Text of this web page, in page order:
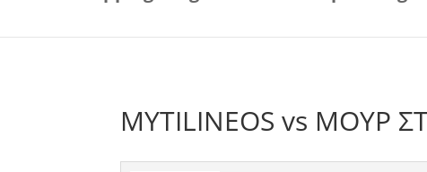
MYTILINEOS vs ΜΟΥΡ